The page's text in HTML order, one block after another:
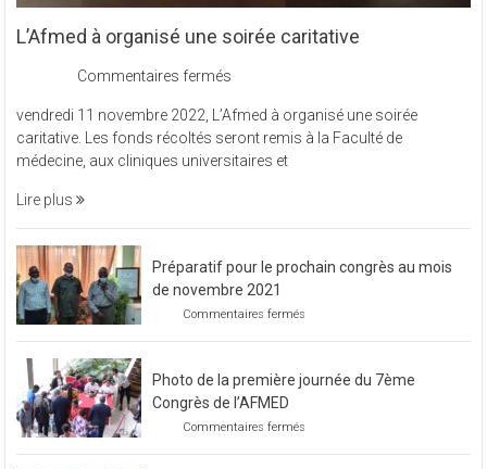
L’Afmed à organisé une soirée caritative
Commentaires fermés
à
organisé
une
vendredi 11 novembre 2022, L’Afmed à organisé une soirée
caritative. Les fonds récoltés seront remis à la Faculté de
médecine, aux cliniques universitaires et
Lire plus
Préparatif pour le prochain congrès au mois
de novembre 2021
Commentaires fermés
prochain
de
Photo de la première journée du 7ème
Congrès de l’AFMED
Commentaires fermés